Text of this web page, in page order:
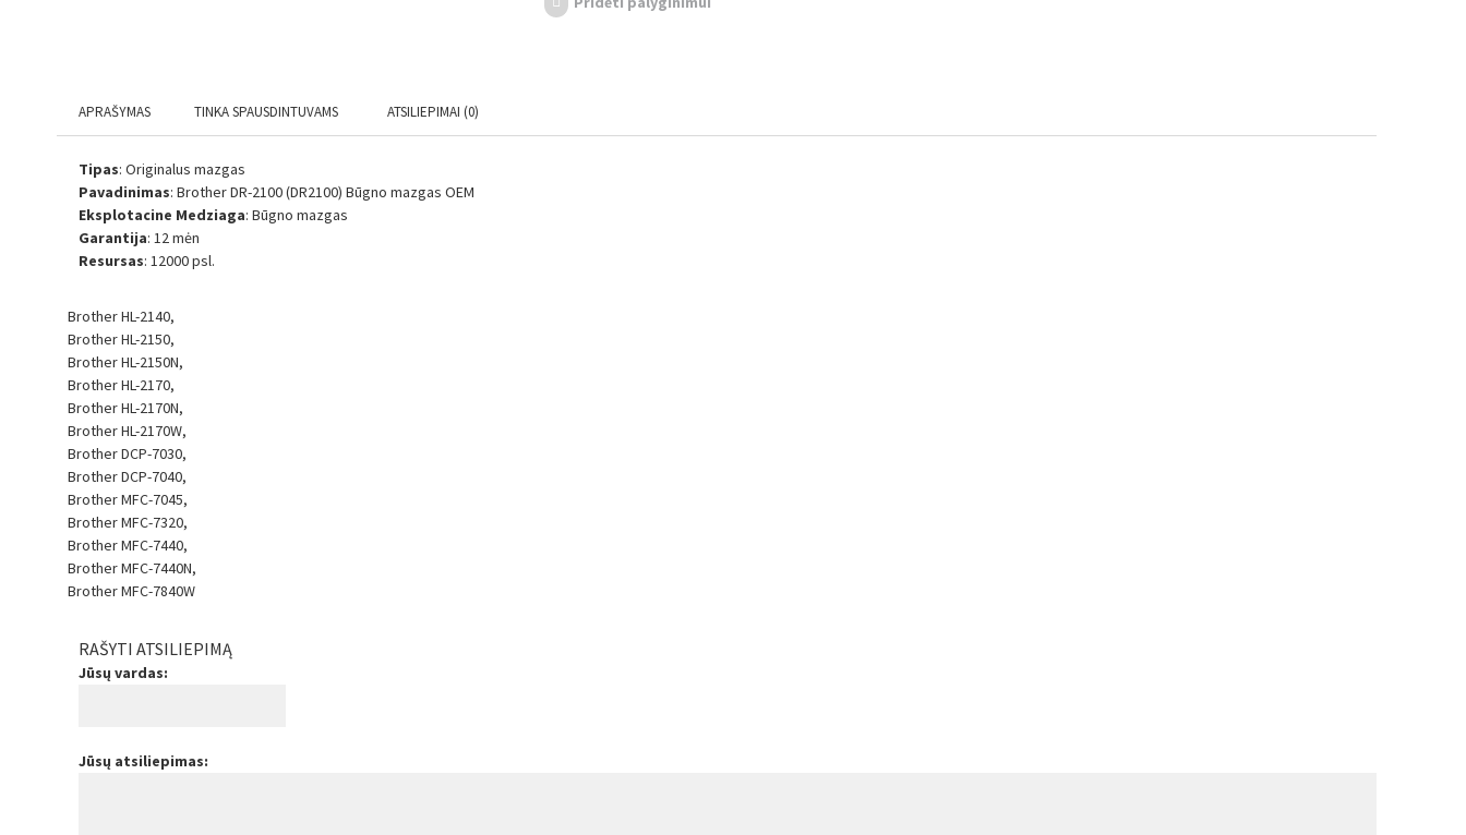
APRAŠYMAS TINKA SPAUSDINTUVAMS ATSILIEPIMAI (0)
Tipas: Originalus mazgas
Pavadinimas: Brother DR-2100 (DR2100) Būgno mazgas OEM
Eksplotacine Medziaga: Būgno mazgas
Garantija: 12 mėn
Resursas: 12000 psl.
Brother HL-2140,
Brother HL-2150,
Brother HL-2150N,
Brother HL-2170,
Brother HL-2170N,
Brother HL-2170W,
Brother DCP-7030,
Brother DCP-7040,
Brother MFC-7045,
Brother MFC-7320,
Brother MFC-7440,
Brother MFC-7440N,
Brother MFC-7840W
RAŠYTI ATSILIEPIMĄ
Jūsų vardas:
Jūsų atsiliepimas: